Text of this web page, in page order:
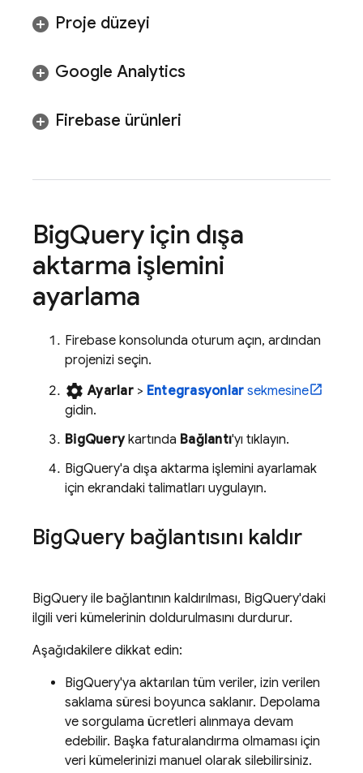
Proje düzeyi
Google Analytics
Firebase ürünleri
BigQuery için dışa
aktarma işlemini
ayarlama
Firebase konsolunda oturum açın, ardından
projenizi seçin.
settings Ayarlar> Entegrasyonlar sekmesine
gidin.
BigQuerykartında Bağlantı'yı tıklayın.
BigQuery'a dışa aktarma işlemini ayarlamak
için ekrandaki talimatları uygulayın.
BigQuery bağlantısını kaldır
BigQuery ile bağlantının kaldırılması, BigQuery'daki
ilgili veri kümelerinin doldurulmasını durdurur.
Aşağıdakilere dikkat edin:
BigQuery'ya aktarılan tüm veriler, izin verilen
saklama süresi boyunca saklanır. Depolama
ve sorgulama ücretleri alınmaya devam
edebilir. Başka faturalandırma olmaması için
veri kümelerinizi manuel olarak silebilirsiniz.